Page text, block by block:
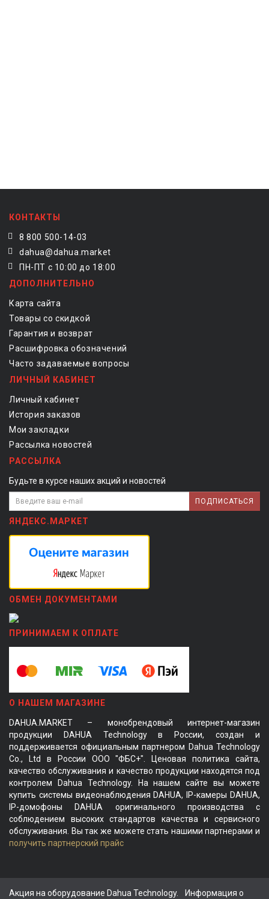
КОНТАКТЫ
8 800 500-14-03
dahua@dahua.market
ПН-ПТ с 10:00 до 18:00
ДОПОЛНИТЕЛЬНО
Карта сайта
Товары со скидкой
Гарантия и возврат
Расшифровка обозначений
Часто задаваемые вопросы
ЛИЧНЫЙ КАБИНЕТ
Личный кабинет
История заказов
Мои закладки
Рассылка новостей
РАССЫЛКА
Будьте в курсе наших акций и новостей
ПОДПИСАТЬСЯ
ЯНДЕКС.МАРКЕТ
ОБМЕН ДОКУМЕНТАМИ
ПРИНИМАЕМ К ОПЛАТЕ
О НАШЕМ МАГАЗИНЕ
DAHUA.MARKET – монобрендовый интернет-магазин
продукции DAHUA Technology в России, создан и
поддерживается официальным партнером Dahua Technology
Co., Ltd в России ООО "ФБС+". Ценовая политика сайта,
качество обслуживания и качество продукции находятся под
контролем Dahua Technology. На нашем сайте вы можете
купить системы видеонаблюдения DAHUA, IP-камеры DAHUA,
IP-домофоны DAHUA оригинального производства с
соблюдением высоких стандартов качества и сервисного
обслуживания. Вы так же можете стать нашими партнерами и
получить партнерский прайс
Акция на оборудование Dahua Technology. Информация о